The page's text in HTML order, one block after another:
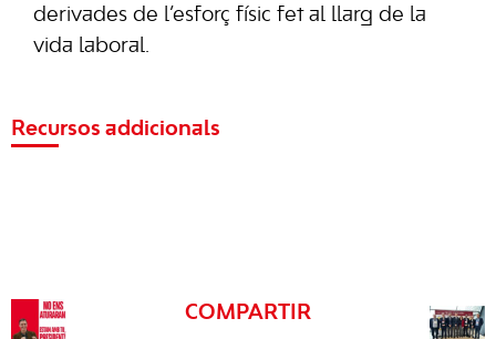
derivades de l’esforç físic fet al llarg de la
vida laboral.
Recursos addicionals
COMPARTIR